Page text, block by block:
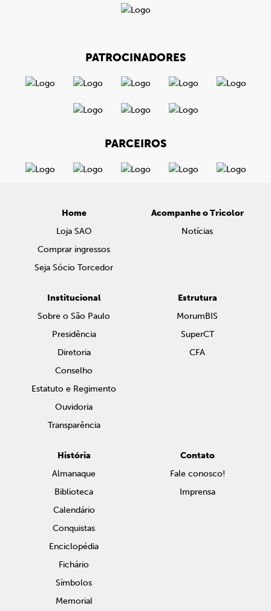
PATROCINADORES
PARCEIROS
Home
Loja SAO
Comprar ingressos
Seja Sócio Torcedor
Acompanhe o Tricolor
Notícias
Institucional
Sobre o São Paulo
Presidência
Diretoria
Conselho
Estatuto e Regimento
Ouvidoria
Transparência
Estrutura
MorumBIS
SuperCT
CFA
História
Almanaque
Biblioteca
Calendário
Conquistas
Enciclopédia
Fichário
Símbolos
Memorial
Contato
Fale conosco!
Imprensa